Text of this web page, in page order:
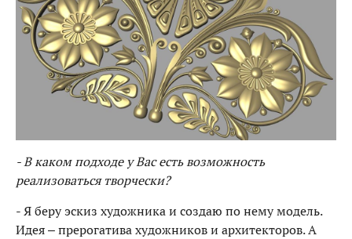
- В каком подходе у Вас есть возможность
реализоваться творчески?
- Я беру эскиз художника и создаю по нему модель.
Идея – прерогатива художников и архитекторов. А